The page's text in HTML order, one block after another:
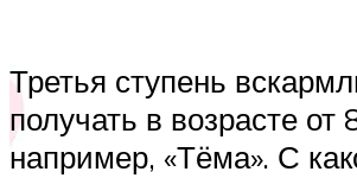
Третья ступень
получать в возрасте
например, «Тёма». С